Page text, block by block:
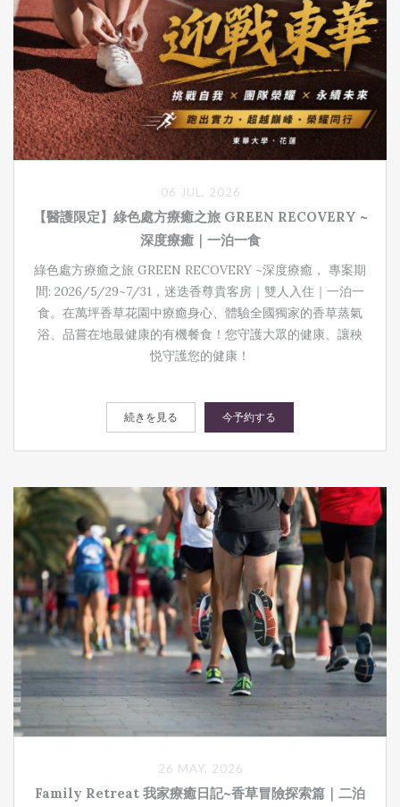
【醫護限定】綠色處方療癒之旅 GREEN RECOVERY ~
深度療癒｜一泊一食
綠色處方療癒之旅 GREEN RECOVERY ~深度療癒， 專案期
間: 2026/5/29~7/31 ，迷迭香尊貴客房｜雙人入住｜一泊一
食。在萬坪香草花園中療癒身心、體驗全國獨家的香草蒸氣
浴、品嘗在地最健康的有機餐食！您守護大眾的健康、讓秧
悦守護您的健康！
06 JUL, 2026
続きを見る 今予約する
Family Retreat 我家療癒日記 ~香草冒險探索篇｜二泊
26 MAY, 2026